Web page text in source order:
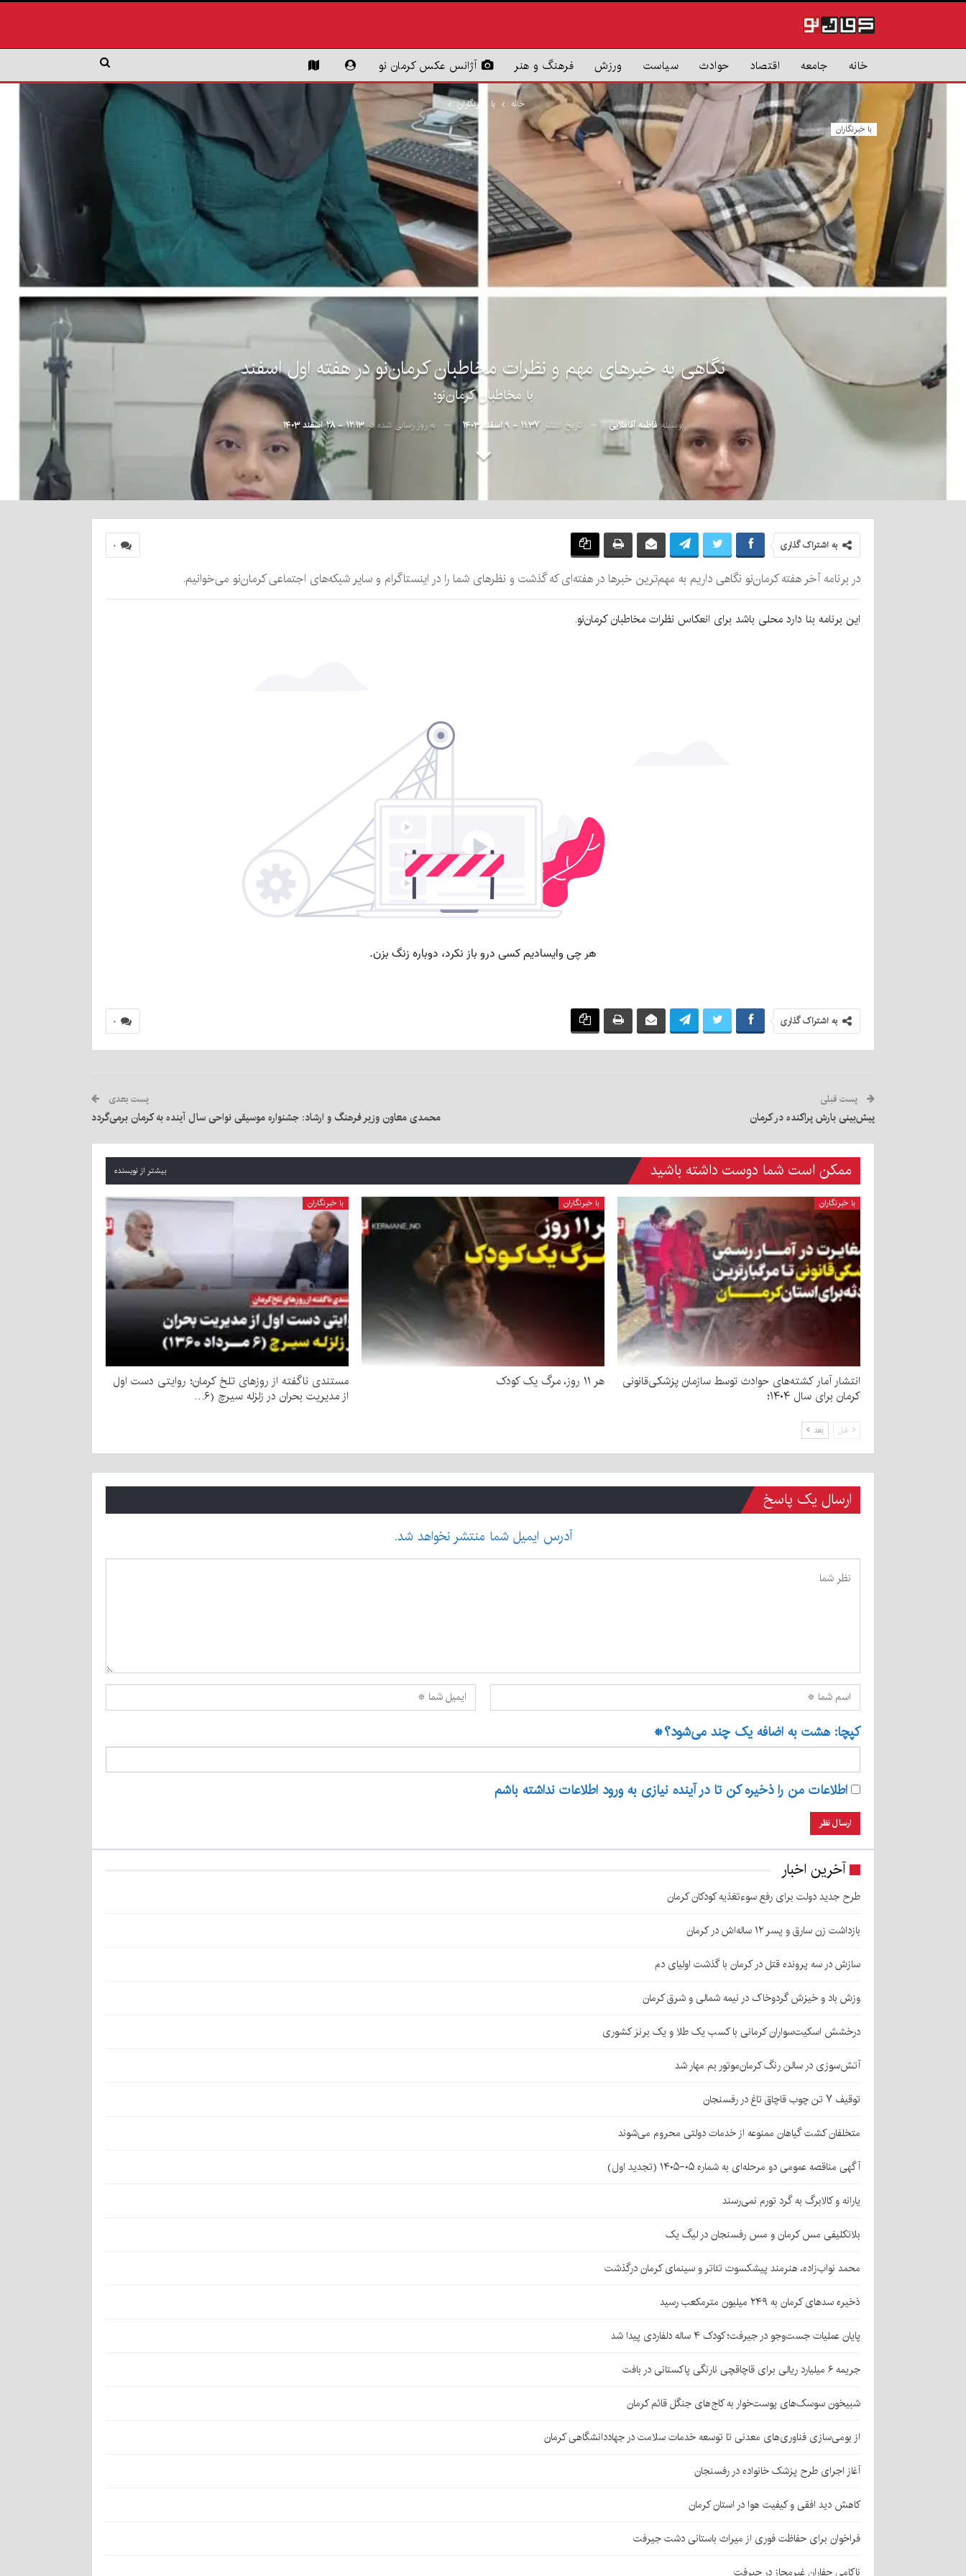
خانه جامعه اقتصاد حوادث سیاست ورزش فرهنگ و هنر آژانس عکس کرمان نو
خانه با خبرنگاران
با خبرنگاران
نگاهی به خبرهای مهم و نظرات مخاطبان کرمان‌نو در هفته اول اسفند
با مخاطبان کرمان‌نو؛
بوسیله فاطمه آقاملایی تاریخ انتشار ۱۱:۳۷ - ۹ اسفند ۱۴۰۳ به روز رسانی شده در۱۲:۱۳ - ۲۸ اسفند ۱۴۰۳
۰ به اشتراک گذاری
در برنامه آخر هفته کرمان‌نو نگاهی داریم به مهم‌ترین خبرها در هفته‌ای که گذشت و نظرهای شما را در اینستاگرام و سایر شبکه‌های اجتماعی کرمان‌نو می‌خوانیم.
این برنامه بنا دارد محلی باشد برای انعکاس نظرات مخاطبان کرمان‌نو.
۰ به اشتراک گذاری
پست قبلی
پیش‌بینی بارش پراکنده در کرمان
پست بعدی
محمدی معاون وزیر فرهنگ و ارشاد: جشنواره موسیقی نواحی سال آینده به کرمان برمی‌گردد
ممکن است شما دوست داشته باشید بیشتر از نویسنده
با خبرنگاران
انتشار آمار کشته‌های حوادث توسط سازمان پزشکی‌قانونی
کرمان برای سال ۱۴۰۴؛
با خبرنگاران
هر ۱۱ روز، مرگ یک کودک
با خبرنگاران
مستندی ناگفته از روزهای تلخ کرمان؛ روایتی دست اول
از مدیریت بحران در زلزله سیرچ (۶…
قبل بعد
ارسال یک پاسخ
آدرس ایمیل شما منتشر نخواهد شد.
کپچا: هشت به اضافه یک چند می‌شود؟*
اطلاعات من را ذخیره کن تا در آینده نیازی به ورود اطلاعات نداشته باشم
آخرین اخبار
طرح جدید دولت برای رفع سوءتغذیه کودکان کرمان
بازداشت زن سارق و پسر ۱۲ ساله‌اش در کرمان
سازش در سه پرونده قتل در کرمان با گذشت اولیای دم
وزش باد و خیزش گردوخاک در نیمه شمالی و شرق کرمان
درخشش اسکیت‌سواران کرمانی با کسب یک طلا و یک برنز کشوری
آتش‌سوزی در سالن رنگ کرمان‌موتور بم مهار شد
توقیف ۷ تن چوب قاچاق تاغ در رفسنجان
متخلفان کشت گیاهان ممنوعه از خدمات دولتی محروم می‌شوند
آگهی مناقصه عمومی دو مرحله‌ای به شماره ۰۵-۱۴۰۵ (تجدید اول)
یارانه و کالابرگ به گرد تورم نمی‌رسند
بلاتکلیفی مس کرمان و مس رفسنجان در لیگ یک
محمد نواب‌زاده، هنرمند پیشکسوت تئاتر و سینمای کرمان درگذشت
ذخیره سدهای کرمان به ۲۴۹ میلیون مترمکعب رسید
پایان عملیات جست‌وجو در جیرفت؛ کودک ۴ ساله دلفاردی پیدا شد
جریمه ۶ میلیارد ریالی برای قاچاقچی نارنگی پاکستانی در بافت
شبیخون سوسک‌های پوست‌خوار به کاج‌های جنگل قائم کرمان
از بومی‌سازی فناوری‌های معدنی تا توسعه خدمات سلامت در جهاددانشگاهی کرمان
آغاز اجرای طرح پزشک خانواده در رفسنجان
کاهش دید افقی و کیفیت هوا در استان کرمان
فراخوان برای حفاظت فوری از میراث باستانی دشت جیرفت
ناکامی حفاران غیرمجاز در جیرفت